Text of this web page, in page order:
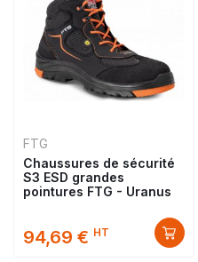
FTG
Chaussures de sécurité
S3 ESD grandes
pointures FTG - Uranus
94,69 € HT